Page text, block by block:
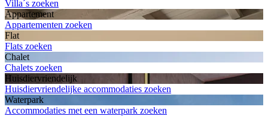
Villa´s zoeken
Appartement
Appartementen zoeken
Flat
Flats zoeken
Chalet
Chalets zoeken
Huisdiervriendelijk
Huisdiervriendelijke accommodaties zoeken
Waterpark
Accommodaties met een waterpark zoeken